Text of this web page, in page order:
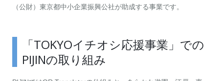
（公財）東京都中小企業振興公社が助成する事業です。
「TOKYOイチオシ応援事業」での
PIJINの取り組み